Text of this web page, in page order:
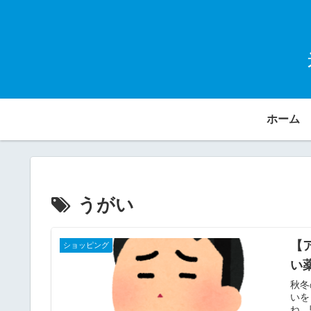
ホーム
うがい
ショッピング
い
秋
い